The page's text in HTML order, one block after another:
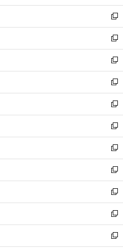
開
く
ウ
で
開
く
ン
ド
ウ
で
開
く
新
し
い
ウ
ィ
ン
ド
ウ
で
開
く
新
し
い
ウ
ィ
ン
ド
ウ
で
開
く
新
し
い
ウ
ィ
ン
ド
ウ
で
開
く
新
し
い
ウ
ィ
ン
ド
ウ
で
開
く
新
し
い
ウ
ィ
ン
ド
ウ
で
開
く
新
し
い
ウ
ィ
ン
ド
ウ
で
開
く
新
し
い
ウ
ィ
ン
ド
ウ
で
開
新
し
い
ウ
ィ
ン
ド
ウ
新
し
い
ウ
ィ
ン
新
し
い
ウ
新